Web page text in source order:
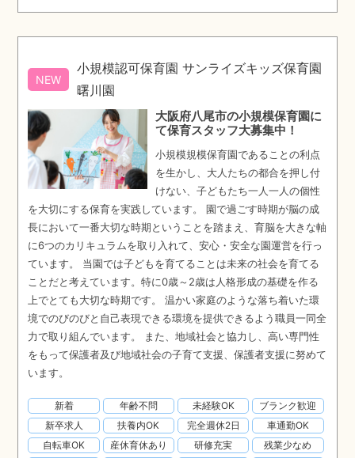
NEW
小規模認可保育園 サンライズキッズ保育園
曙川園
大阪府八尾市の小規模保育園に
て保育スタッフ大募集中！
小規模規模保育園であることの利点
を生かし、大人たちの都合を押し付
けない、子どもたち一人一人の個性
を大切にする保育を実践しています。 園で過ごす時期が脳の成
長において一番大切な時期ということを踏まえ、育脳を大きな軸
に6つのカリキュラムを取り入れて、安心・安全な園運営を行っ
ています。 当園では子どもを育てることは未来の社会を育てる
ことだと考えています。特に0歳～2歳は人格形成の基礎を作る
上でとても大切な時期です。 温かい家庭のような落ち着いた環
境でのびのびと自己表現できる環境を提供できるよう職員一同全
力で取り組んでいます。 また、地域社会と協力し、高い専門性
をもって保護者及び地域社会の子育て支援、保護者支援に努めて
います。
新着 年齢不問 未経験OK
ブランク歓迎
新卒求人
扶養内OK 完全週休2日
車通勤OK
自転車OK
産休育休あり 研修充実
残業少なめ